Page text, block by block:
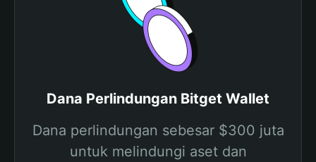
Dana Perlindungan Bitget Wallet
Dana perlindungan sebesar $300 juta
untuk melindungi aset dan